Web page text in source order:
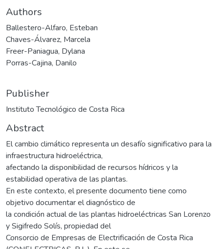
Authors
Ballestero-Alfaro, Esteban
Chaves-Álvarez, Marcela
Freer-Paniagua, Dylana
Porras-Cajina, Danilo
Publisher
Instituto Tecnológico de Costa Rica
Abstract
El cambio climático representa un desafío significativo para la
infraestructura hidroeléctrica,
afectando la disponibilidad de recursos hídricos y la
estabilidad operativa de las plantas.
En este contexto, el presente documento tiene como
objetivo documentar el diagnóstico de
la condición actual de las plantas hidroeléctricas San Lorenzo
y Sigifredo Solís, propiedad del
Consorcio de Empresas de Electrificación de Costa Rica